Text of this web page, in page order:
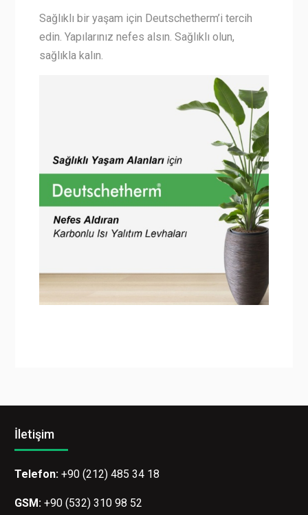
Sağlıklı bir yaşam için Deutschetherm’i tercih
edin. Yapılarınız nefes alsın. Sağlıklı olun,
sağlıkla kalın.
İletişim
Telefon: +90 (212) 485 34 18
GSM: +90 (532) 310 98 52